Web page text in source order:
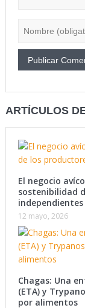
ARTÍCULOS
El negocio
sostenibilidad
independientes
12 mayo, 2026
Chagas: Una
(ETA) y
por alimentos